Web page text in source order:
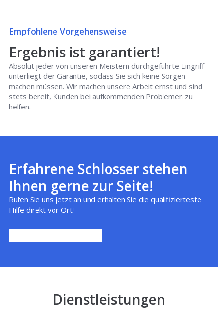
Empfohlene Vorgehensweise
Ergebnis ist garantiert!
Absolut jeder von unseren Meistern durchgeführte Eingriff
unterliegt der Garantie, sodass Sie sich keine Sorgen
machen müssen. Wir machen unsere Arbeit ernst und sind
stets bereit, Kunden bei aufkommenden Problemen zu
helfen.
Erfahrene Schlosser stehen
Ihnen gerne zur Seite!
Rufen Sie uns jetzt an und erhalten Sie die qualifizierteste
Hilfe direkt vor Ort!
Dienstleistungen